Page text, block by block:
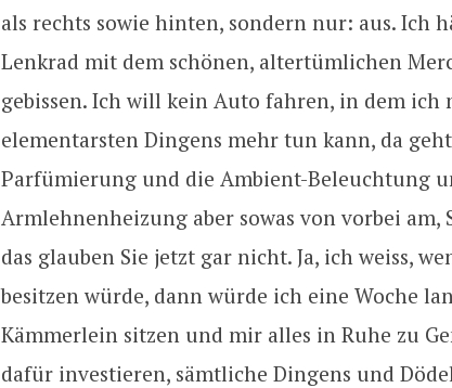
als rechts sowie hinten, sondern nur: aus. Ich
Lenkrad mit dem schönen, altertümlichen
gebissen. Ich will kein Auto fahren, in dem ich
elementarsten Dingens mehr tun kann, da
Parfümierung und die Ambient-Beleuchtung
Armlehnenheizung aber sowas von vorbei am,
das glauben Sie jetzt gar nicht. Ja, ich weiss,
besitzen würde, dann würde ich eine Woche
Kämmerlein sitzen und mir alles in Ruhe zu
dafür investieren, sämtliche Dingens und